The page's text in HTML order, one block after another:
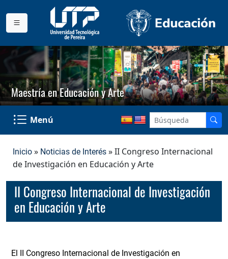
Maestría en Educación y Arte
Menú
Inicio » Noticias de Interés » II Congreso Internacional
de Investigación en Educación y Arte
II Congreso Internacional de Investigación
en Educación y Arte
El II Congreso Internacional de Investigación en